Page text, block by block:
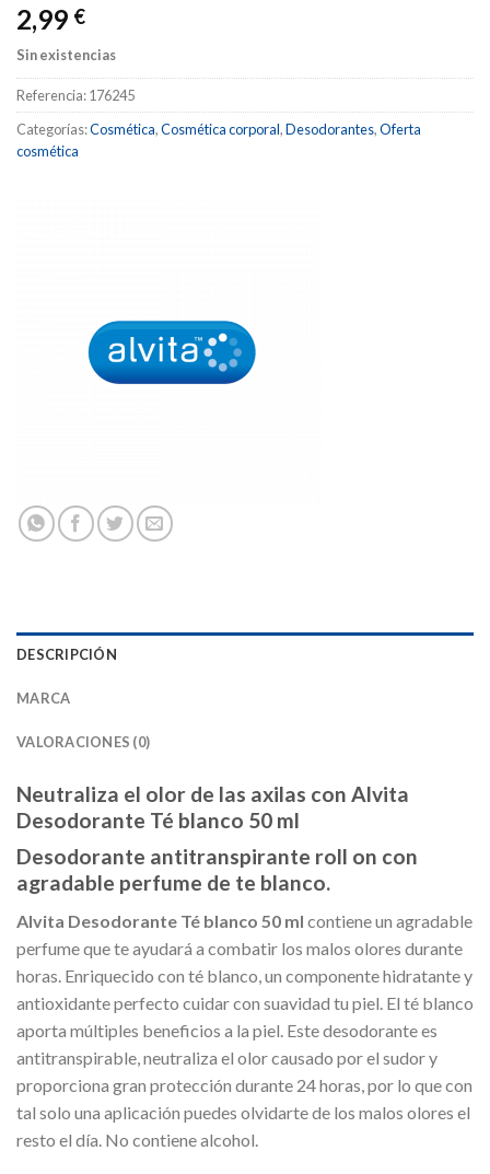
2,99 €
Sin existencias
Referencia:176245
Categorías:Cosmética,Cosmética corporal,Desodorantes,Oferta
cosmética
DESCRIPCIÓN
MARCA
VALORACIONES (0)
Neutraliza el olor de las axilas con Alvita
Desodorante Té blanco 50 ml
Desodorante antitranspirante roll on con
agradable perfume de te blanco.
Alvita Desodorante Té blanco 50 ml contiene un agradable
perfume que te ayudará a combatir los malos olores durante
horas. Enriquecido con té blanco, un componente hidratante y
antioxidante perfecto cuidar con suavidad tu piel. El té blanco
aporta múltiples beneficios a la piel. Este desodorante es
antitranspirable, neutraliza el olor causado por el sudor y
proporciona gran protección durante 24 horas, por lo que con
tal solo una aplicación puedes olvidarte de los malos olores el
resto el día. No contiene alcohol.